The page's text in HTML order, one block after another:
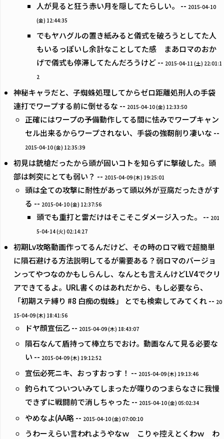
人が見ると狂う赤い月を隠してたらしい。 -- 2015-04-10
(金) 12:44:35
でもヤハグルの置き紙みると儀式を破ろうとしてた人
もいるっぽいし余計なことしてた感 まあロマのおか
げで儀式も停滞してたんだろうけど -- 2015-04-11 (土) 22:01:1
2
神秘キャラだと、子蜘蛛処理してからゼロ距離処刑人の手袋
連打でワープする前に倒せるな -- 2015-04-10 (金) 12:33:50
正確にはワープの予備動作してる間に怯みでワープキャン
セル出来るからワープされない、手袋の強靭削り凄いな --
2015-04-10 (金) 12:35:39
初見は銃槍だったから頭が固いコトを知らずに撃破した。頭
部は刺突にとても弱い？ -- 2015-04-09 (木) 19:25:01
頭は全ての攻撃に耐性があって頭以外が豆腐だったきがす
る -- 2015-04-10 (金) 12:37:56
頭でも重打と雷だけはそこそこダメージ入った。 -- 201
5-04-14 (火) 02:14:27
初期Lv攻略動画作ってるんだけど、その時のロマ戦で超簡単
に隕石避ける方法説明してるが需要ある？弱ロマのバージョ
ンってやつなのかもしらんし、なんとも言えんけどLV4でクリ
アできてるよ。URL書くのはあれだから、もし必要なら、
「初期ステ縛り #8 白痴の蜘蛛」 とでも検索してみてくれ -- 20
15-04-09 (木) 18:41:56
ドヤ顔宣伝乙 -- 2015-04-09 (木) 18:43:07
隕石なんて盾持って棒立ちでおけ。動画なんて見る必要な
い -- 2015-04-09 (木) 19:12:52
宣伝必死ニキ、おっすおっす！ -- 2015-04-09 (木) 19:13:46
釣られてついついみてしまったが喋りのつまらなさに我慢
できずに戦闘前で消しちゃった -- 2015-04-10 (金) 05:02:34
やめなよ(AA略 -- 2015-04-10 (金) 07:00:10
うわーえらい言われようやなｗ こりゃ控えとくわｗ わ